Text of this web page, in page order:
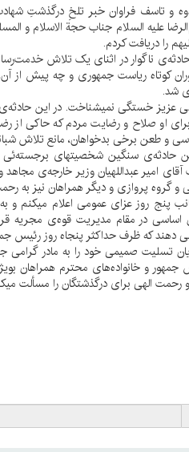
و تاسف فراوان خبر تلخِ درگذشتِ
علیه السلام جناب حجة الاسلام و
را دریافت کردم.
ناگوار در اثنای یک تلاش
کوتاه ریاست جمهوری و چه پیش از
شد.
عزیز خستگی نمیشناخت. در این
او صلاح و رضایت مردم که حاکی از
و طعن برخی بدخواهان، مانع تلاش
حادثه‌ی سنگین شخصیتهای برجسته‌ئی
امیر عبداللهیان وزیر خارجه‌ی
گروه پروازی و دیگر همراهان نیز به
اساسی در مقام مدیریت قوه‌ی مجریه
دهند که ظرف حداکثر پنجاه روز رئیس
تسلیت صمیمی خود را به مادر گرامی
جمهور و خانواده‌های محترم همراهان
رحمت الهی برای درگذشتگان را مسألت